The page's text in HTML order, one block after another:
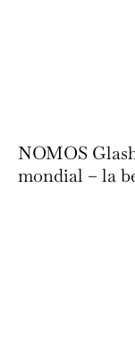
NOMOS
mondial – la